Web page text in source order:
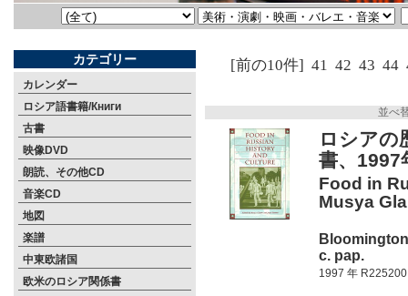
カテゴリー
カレンダー
ロシア語書籍/Книги
古書
映像DVD
朗読、その他CD
音楽CD
地図
楽譜
中東欧諸国
欧米のロシア関係書
[前の10件] 41 42 43 44
並べ
ロシアの
書、1997
Food in
Musya
c. pap.
1997 年 R225200